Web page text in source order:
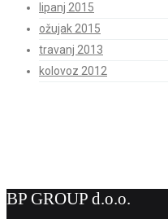
lipanj 2015
ožujak 2015
travanj 2013
kolovoz 2012
BP GROUP d.o.o.